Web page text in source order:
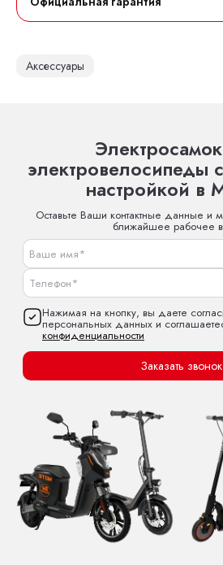
Аксессуары
электровелосипеды
настройкой в
Оставьте Ваши контактные данные
ближайшее рабочее
Нажимая на кнопку, вы даете
персональных данных и
конфиденциальности
Заказать звонок